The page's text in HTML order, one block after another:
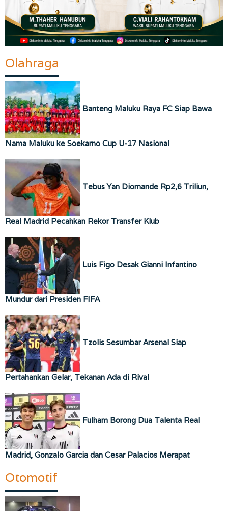
Olahraga
Banteng Maluku Raya FC Siap Bawa
Nama Maluku ke Soekarno Cup U-17 Nasional
Tebus Yan Diomande Rp2,6 Triliun,
Real Madrid Pecahkan Rekor Transfer Klub
Luis Figo Desak Gianni Infantino
Mundur dari Presiden FIFA
Tzolis Sesumbar Arsenal Siap
Pertahankan Gelar, Tekanan Ada di Rival
Fulham Borong Dua Talenta Real
Madrid, Gonzalo Garcia dan Cesar Palacios Merapat
Otomotif